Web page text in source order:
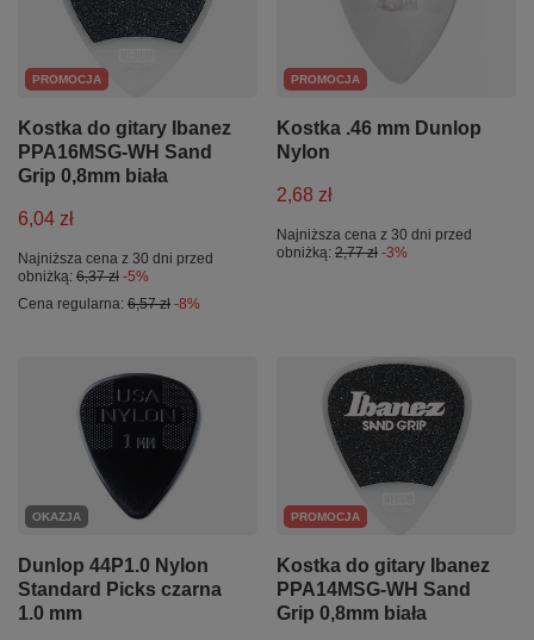
PROMOCJA
Kostka do gitary Ibanez
PPA16MSG-WH Sand
Grip 0,8mm biała
6,04 zł
Najniższa cena z 30 dni przed
obniżką: 6,37 zł -5%
Cena regularna: 6,57 zł -8%
PROMOCJA
Kostka .46 mm Dunlop
Nylon
2,68 zł
Najniższa cena z 30 dni przed
obniżką: 2,77 zł -3%
OKAZJA
Dunlop 44P1.0 Nylon
Standard Picks czarna
1.0 mm
PROMOCJA
Kostka do gitary Ibanez
PPA14MSG-WH Sand
Grip 0,8mm biała